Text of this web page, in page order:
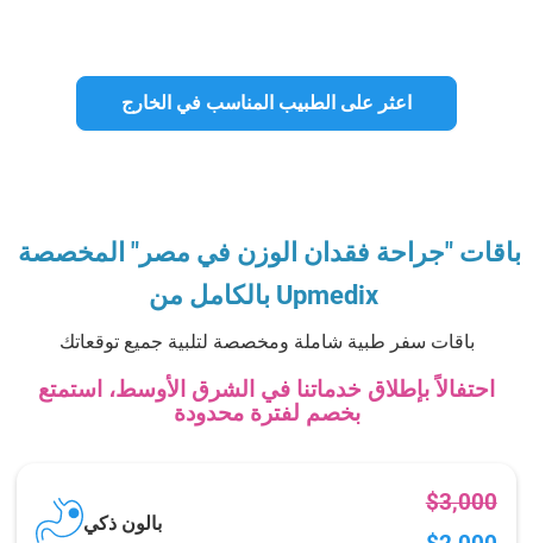
اعثر على الطبيب المناسب في الخارج
بالكامل من Upmedix
باقات سفر طبية شاملة ومخصصة لتلبية جميع توقعاتك
احتفالاً بإطلاق خدماتنا في الشرق الأوسط، استمتع
بخصم لفترة محدودة
بالون ذكي
$3,000